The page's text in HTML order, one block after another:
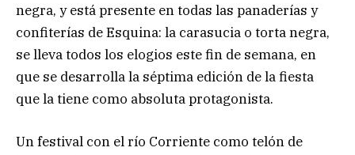
negra, y está presente en todas las panaderías y
confiterías de Esquina: la carasucia o torta negra,
se lleva todos los elogios este fin de semana, en
que se desarrolla la séptima edición de la fiesta
que la tiene como absoluta protagonista.
Un festival con el río Corriente como telón de